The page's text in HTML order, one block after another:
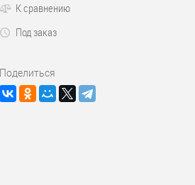
К сравнению
Под заказ
Поделиться